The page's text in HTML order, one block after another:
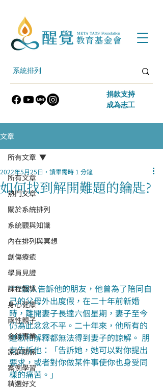
​捐款支持
​成為志工
文章
所有文章
熱門文章
關於系統排列
系統觀與知識
內在排列與冥想
創傷療癒
學員見證
課程報導
身心健康
兩性親子
金錢事業
家庭關係
案例學習
精選好文
所有文章
如何找到解開難題的鑰匙?
2022年5月25日 讀畢需時 1 分鐘
一個人告訴他的朋友，他曾為了陪同自
己的父母外出度假，在二十年前新婚
時，離開妻子長達六個星期，妻子至今
仍為此忿忿不平。二十年來，他所有的
道歉和解釋都無法得到妻子的諒解。 朋
友告訴他：「告訴她，她可以對你提出
要求，或者對你做某件事使你也身受同
樣的痛苦。」